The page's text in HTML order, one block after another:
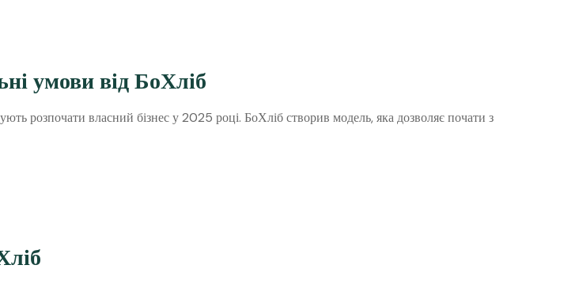
умови від БоХліб
розпочати власний бізнес у 2025 році. БоХліб створив модель, яка дозволяє почати з